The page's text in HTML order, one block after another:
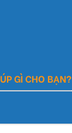
GÌ CHO BẠN?